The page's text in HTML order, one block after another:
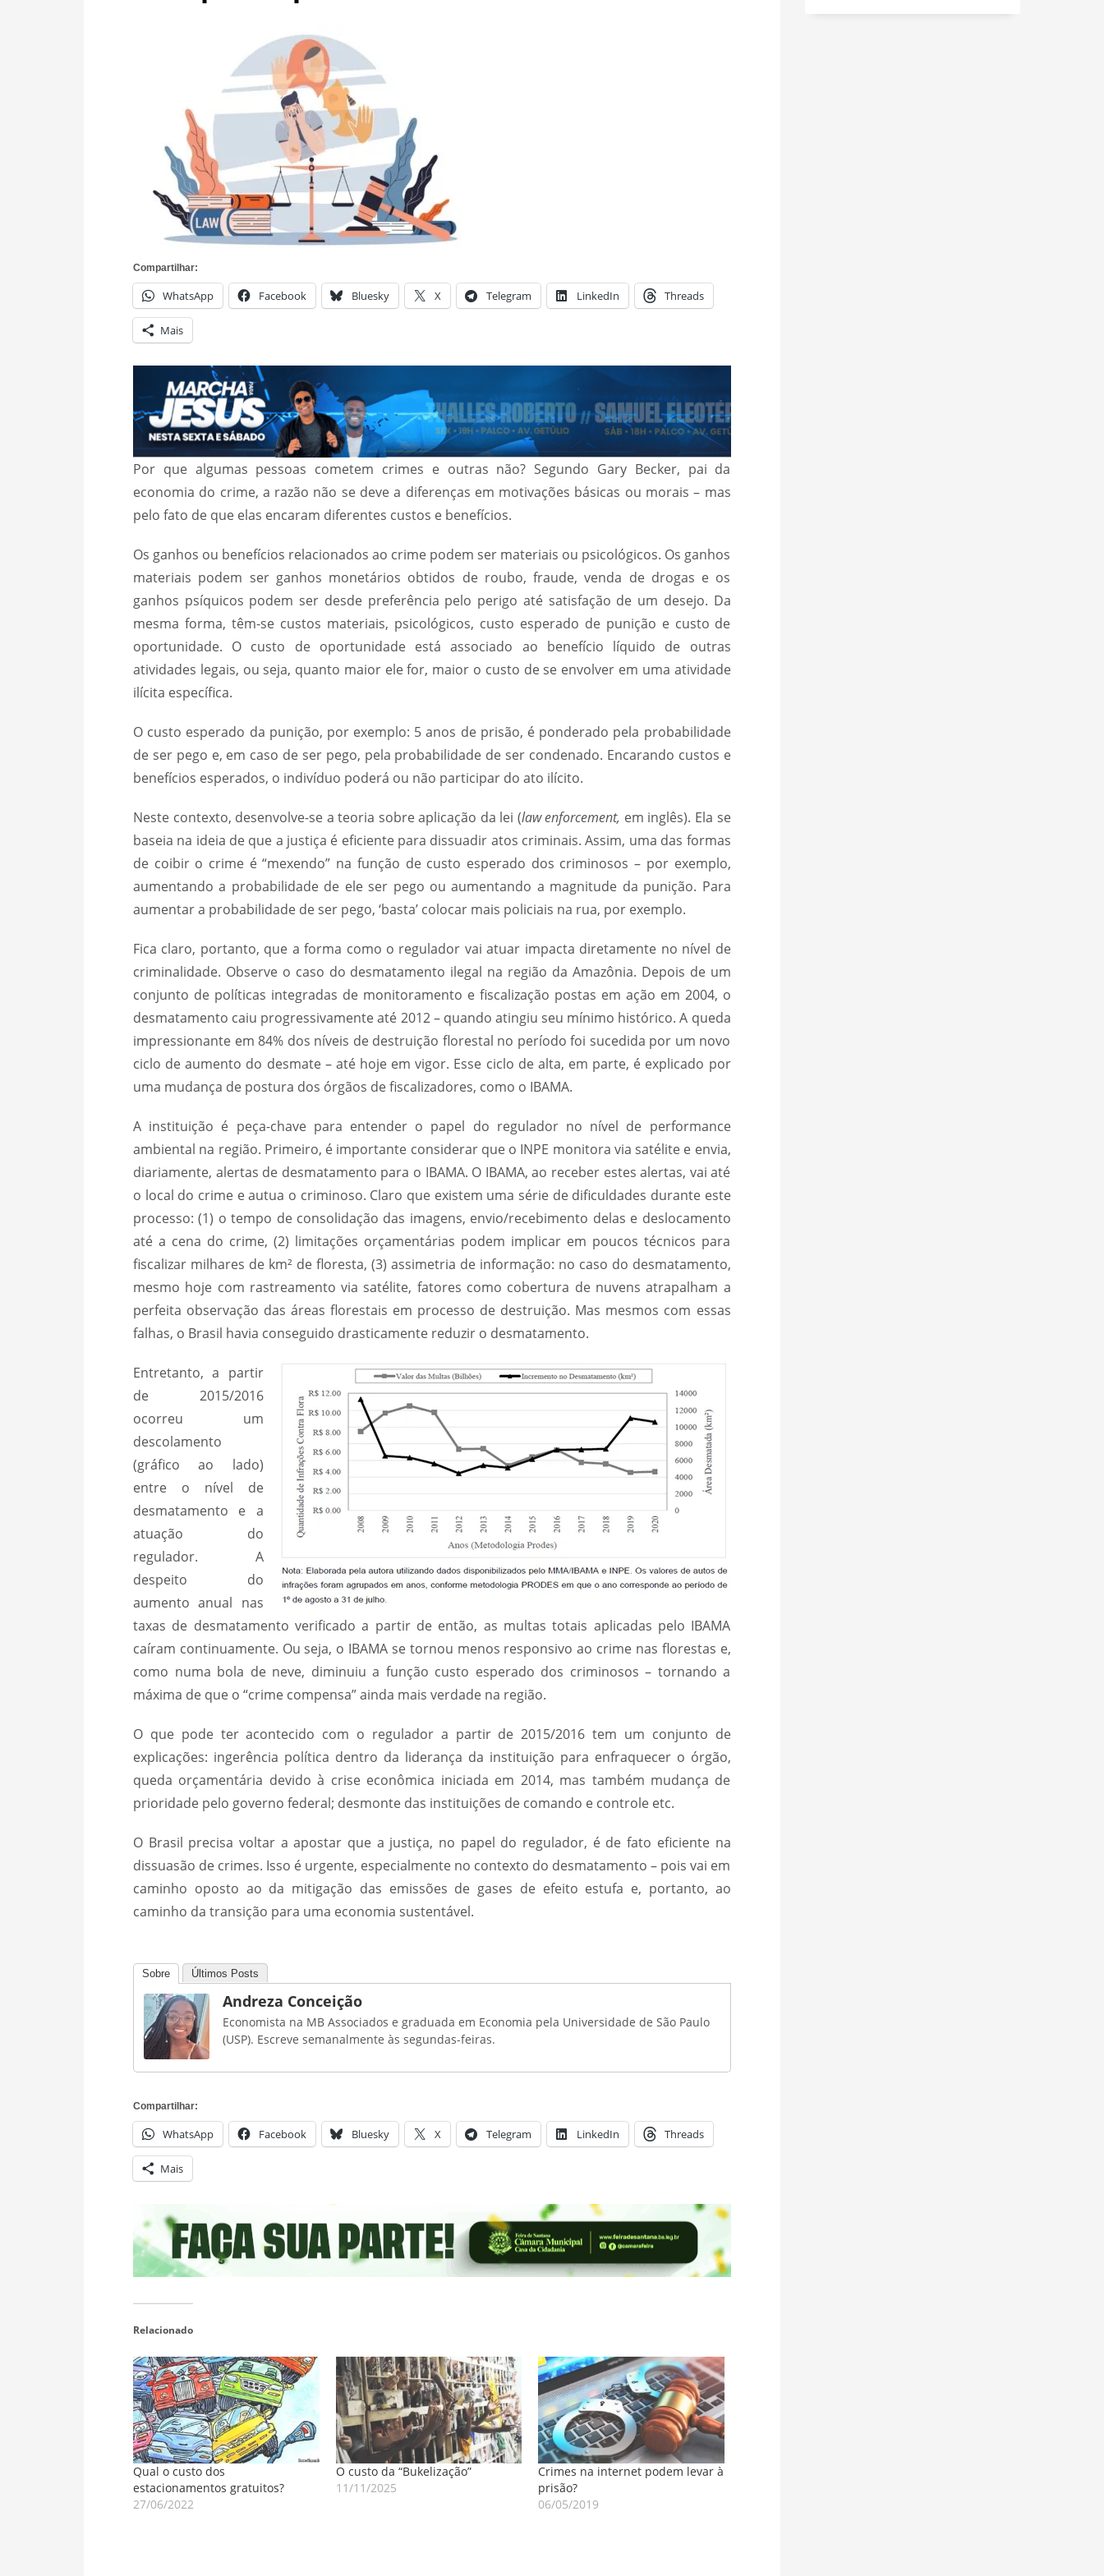
Compartilhar:
WhatsApp Facebook Bluesky X Telegram LinkedIn Threads
Mais
Por que algumas pessoas cometem crimes e outras não? Segundo Gary Becker, pai da
economia do crime, a razão não se deve a diferenças em motivações básicas ou morais – mas
pelo fato de que elas encaram diferentes custos e benefícios.
Os ganhos ou benefícios relacionados ao crime podem ser materiais ou psicológicos. Os ganhos
materiais podem ser ganhos monetários obtidos de roubo, fraude, venda de drogas e os
ganhos psíquicos podem ser desde preferência pelo perigo até satisfação de um desejo. Da
mesma forma, têm-se custos materiais, psicológicos, custo esperado de punição e custo de
oportunidade. O custo de oportunidade está associado ao benefício líquido de outras
atividades legais, ou seja, quanto maior ele for, maior o custo de se envolver em uma atividade
ilícita específica.
O custo esperado da punição, por exemplo: 5 anos de prisão, é ponderado pela probabilidade
de ser pego e, em caso de ser pego, pela probabilidade de ser condenado. Encarando custos e
benefícios esperados, o indivíduo poderá ou não participar do ato ilícito.
Neste contexto, desenvolve-se a teoria sobre aplicação da lei (law enforcement, em inglês). Ela se
baseia na ideia de que a justiça é eficiente para dissuadir atos criminais. Assim, uma das formas
de coibir o crime é “mexendo” na função de custo esperado dos criminosos – por exemplo,
aumentando a probabilidade de ele ser pego ou aumentando a magnitude da punição. Para
aumentar a probabilidade de ser pego, ‘basta’ colocar mais policiais na rua, por exemplo.
Fica claro, portanto, que a forma como o regulador vai atuar impacta diretamente no nível de
criminalidade. Observe o caso do desmatamento ilegal na região da Amazônia. Depois de um
conjunto de políticas integradas de monitoramento e fiscalização postas em ação em 2004, o
desmatamento caiu progressivamente até 2012 – quando atingiu seu mínimo histórico. A queda
impressionante em 84% dos níveis de destruição florestal no período foi sucedida por um novo
ciclo de aumento do desmate – até hoje em vigor. Esse ciclo de alta, em parte, é explicado por
uma mudança de postura dos órgãos de fiscalizadores, como o IBAMA.
A instituição é peça-chave para entender o papel do regulador no nível de performance
ambiental na região. Primeiro, é importante considerar que o INPE monitora via satélite e envia,
diariamente, alertas de desmatamento para o IBAMA. O IBAMA, ao receber estes alertas, vai até
o local do crime e autua o criminoso. Claro que existem uma série de dificuldades durante este
processo: (1) o tempo de consolidação das imagens, envio/recebimento delas e deslocamento
até a cena do crime, (2) limitações orçamentárias podem implicar em poucos técnicos para
fiscalizar milhares de km² de floresta, (3) assimetria de informação: no caso do desmatamento,
mesmo hoje com rastreamento via satélite, fatores como cobertura de nuvens atrapalham a
perfeita observação das áreas florestais em processo de destruição. Mas mesmos com essas
falhas, o Brasil havia conseguido drasticamente reduzir o desmatamento.
Entretanto, a partir
de 2015/2016
ocorreu um
descolamento
(gráfico ao lado)
entre o nível de
desmatamento e a
atuação do
regulador. A
despeito do
aumento anual nas
taxas de desmatamento verificado a partir de então, as multas totais aplicadas pelo IBAMA
caíram continuamente. Ou seja, o IBAMA se tornou menos responsivo ao crime nas florestas e,
como numa bola de neve, diminuiu a função custo esperado dos criminosos – tornando a
máxima de que o “crime compensa” ainda mais verdade na região.
O que pode ter acontecido com o regulador a partir de 2015/2016 tem um conjunto de
explicações: ingerência política dentro da liderança da instituição para enfraquecer o órgão,
queda orçamentária devido à crise econômica iniciada em 2014, mas também mudança de
prioridade pelo governo federal; desmonte das instituições de comando e controle etc.
O Brasil precisa voltar a apostar que a justiça, no papel do regulador, é de fato eficiente na
dissuasão de crimes. Isso é urgente, especialmente no contexto do desmatamento – pois vai em
caminho oposto ao da mitigação das emissões de gases de efeito estufa e, portanto, ao
caminho da transição para uma economia sustentável.
Sobre Últimos Posts
Andreza Conceição
Economista na MB Associados e graduada em Economia pela Universidade de São Paulo
(USP). Escreve semanalmente às segundas-feiras.
Compartilhar:
WhatsApp Facebook Bluesky X Telegram LinkedIn Threads
Mais
Relacionado
Qual o custo dos
estacionamentos gratuitos?
27/06/2022
O custo da “Bukelização”
11/11/2025
Crimes na internet podem levar à
prisão?
06/05/2019